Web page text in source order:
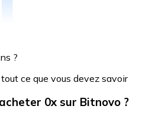
?
ce que vous devez savoir
0x sur Bitnovo ?